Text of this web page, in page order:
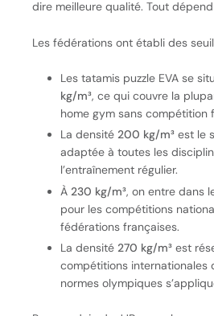
dire meilleure qualité. Tout dépend
Les fédérations ont établi des
Les tatamis puzzle EVA se
kg/m³, ce qui couvre la
home gym sans compétition
La densité 200 kg/m³ est le
adaptée à toutes les
l’entraînement régulier.
À 230 kg/m³, on entre dans
pour les compétitions
fédérations françaises.
La densité 270 kg/m³ est
compétitions internationales
normes olympiques